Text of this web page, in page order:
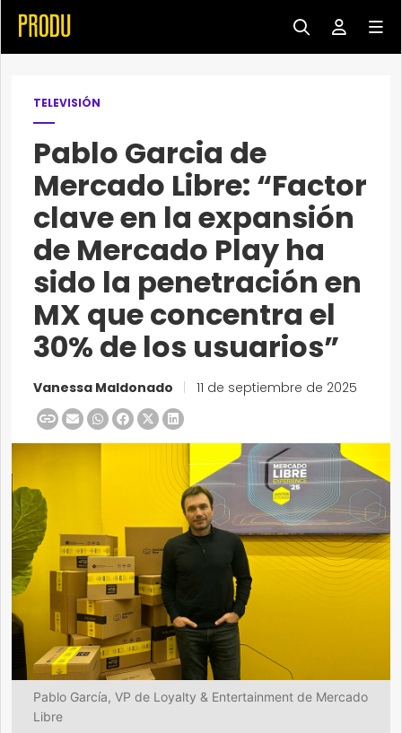
TELEVISIÓN
Pablo Garcia de
Mercado Libre: “Factor
clave en la expansión
de Mercado Play ha
sido la penetración en
MX que concentra el
30% de los usuarios”
Vanessa Maldonado 11 de septiembre de 2025
Pablo García, VP de Loyalty & Entertainment de Mercado
Libre